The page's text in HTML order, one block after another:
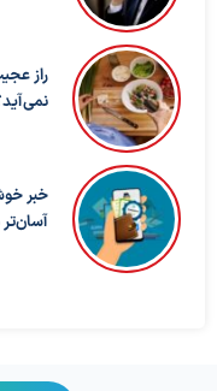
راز
خبر